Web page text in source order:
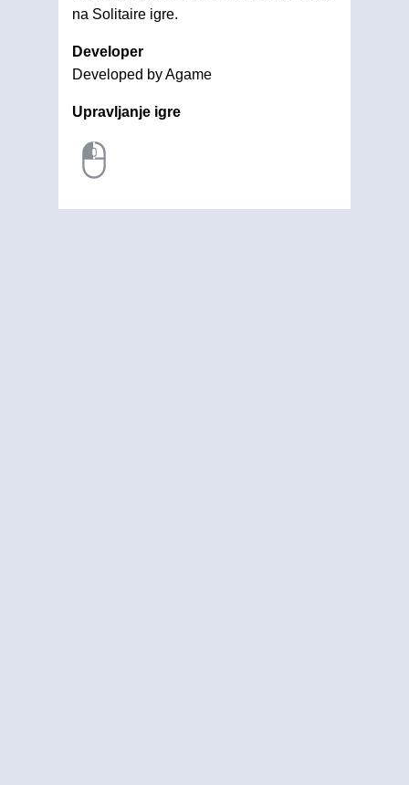
na Solitaire igre.
Developer
Developed by Agame
Upravljanje igre